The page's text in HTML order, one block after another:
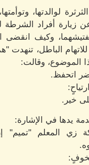
لوالدتها،
زيارة أفراد الشرطة
وكيف انقضى
الباطل، تنهدت
الموضوع، وقالت:
اتحفظ.
خير.
يدها في الإشارة:
زي المعلم "تميم"